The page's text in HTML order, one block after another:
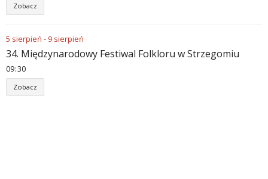
Zobacz
5 sierpień - 9 sierpień
34. Międzynarodowy Festiwal Folkloru w Strzegomiu
09:30
Zobacz